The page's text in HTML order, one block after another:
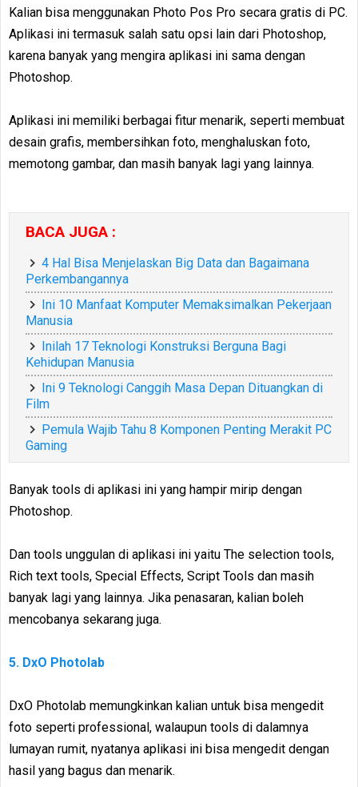
Kalian bisa menggunakan Photo Pos Pro secara gratis di PC.
Aplikasi ini termasuk salah satu opsi lain dari Photoshop,
karena banyak yang mengira aplikasi ini sama dengan
Photoshop.
Aplikasi ini memiliki berbagai fitur menarik, seperti membuat
desain grafis, membersihkan foto, menghaluskan foto,
memotong gambar, dan masih banyak lagi yang lainnya.
BACA JUGA :
4 Hal Bisa Menjelaskan Big Data dan Bagaimana
Perkembangannya
Ini 10 Manfaat Komputer Memaksimalkan Pekerjaan
Manusia
Inilah 17 Teknologi Konstruksi Berguna Bagi
Kehidupan Manusia
Ini 9 Teknologi Canggih Masa Depan Dituangkan di
Film
Pemula Wajib Tahu 8 Komponen Penting Merakit PC
Gaming
Banyak tools di aplikasi ini yang hampir mirip dengan
Photoshop.
Dan tools unggulan di aplikasi ini yaitu The selection tools,
Rich text tools, Special Effects, Script Tools dan masih
banyak lagi yang lainnya. Jika penasaran, kalian boleh
mencobanya sekarang juga.
5. DxO Photolab
DxO Photolab memungkinkan kalian untuk bisa mengedit
foto seperti professional, walaupun tools di dalamnya
lumayan rumit, nyatanya aplikasi ini bisa mengedit dengan
hasil yang bagus dan menarik.